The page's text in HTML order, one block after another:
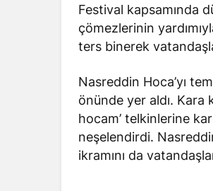
Festival kapsamında
çömezlerinin
ters binerek
Nasreddin Hoca’yı
önünde yer aldı. Kara
hocam’ telkinlerine
neşelendirdi.
ikramını da